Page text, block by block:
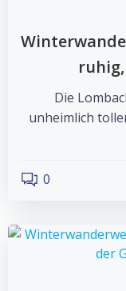
Die
unheimlich
0